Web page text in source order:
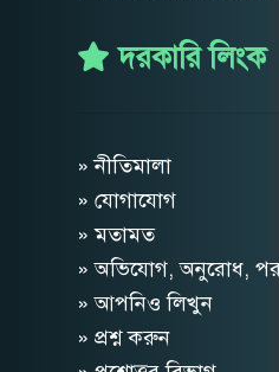
দরকারি লিংক
» নীতিমালা
» যোগাযোগ
» মতামত
» অভিযোগ, অনুরোধ,
» আপনিও লিখুন
» প্রশ্ন করুন